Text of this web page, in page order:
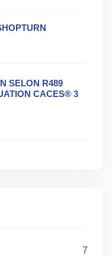
SELON R489
CACES® 3
7